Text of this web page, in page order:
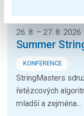
26. 8. – 27. 8. 2026
Summer
KONFERENCE
StringMasters
řetězcových
mladší a zejména...